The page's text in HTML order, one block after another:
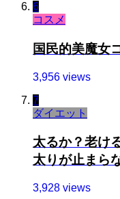
6
コスメ
国民的美魔女
3,956 views
7
ダイエット
太るか？老け
太りが止まら
3,928 views